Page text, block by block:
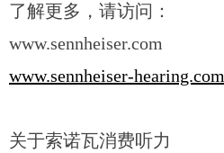
了解更多，请访问：
www.sennheiser.com
www.sennheiser-hearing.com
关于索诺瓦消费听力